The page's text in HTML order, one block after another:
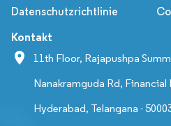
Datenschutzrichtlinie
Kontakt
11th Floor, Rajapushpa
Nanakramguda Rd,
Hyderabad, Telangana -